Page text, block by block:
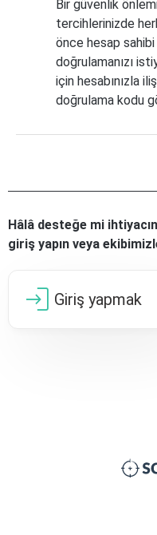
Bir güvenlik
tercihlerinizde
önce hesap
doğrulamanızı
için hesabınızla
doğrulama kodu
Hâlâ desteğe mi
giriş yapın veya
login Giriş yapmak